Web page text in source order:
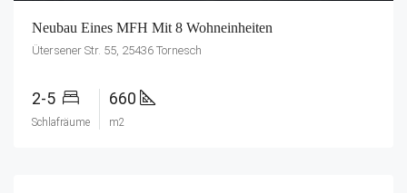
Neubau Eines MFH Mit 8 Wohneinheiten
Ütersener Str. 55, 25436 Tornesch
2-5
Schlafräume
660
m2